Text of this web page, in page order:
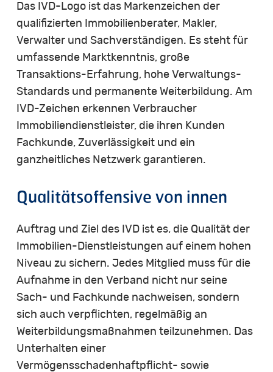
Das IVD-Logo ist das Markenzeichen der
qualifizierten Immobilienberater, Makler,
Verwalter und Sachverständigen. Es steht für
umfassende Marktkenntnis, große
Transaktions-Erfahrung, hohe Verwaltungs-
Standards und permanente Weiterbildung. Am
IVD-Zeichen erkennen Verbraucher
Immobiliendienstleister, die ihren Kunden
Fachkunde, Zuverlässigkeit und ein
ganzheitliches Netzwerk garantieren.
Qualitätsoffensive von innen
Auftrag und Ziel des IVD ist es, die Qualität der
Immobilien-Dienstleistungen auf einem hohen
Niveau zu sichern. Jedes Mitglied muss für die
Aufnahme in den Verband nicht nur seine
Sach- und Fachkunde nachweisen, sondern
sich auch verpflichten, regelmäßig an
Weiterbildungsmaßnahmen teilzunehmen. Das
Unterhalten einer
Vermögensschadenhaftpflicht- sowie